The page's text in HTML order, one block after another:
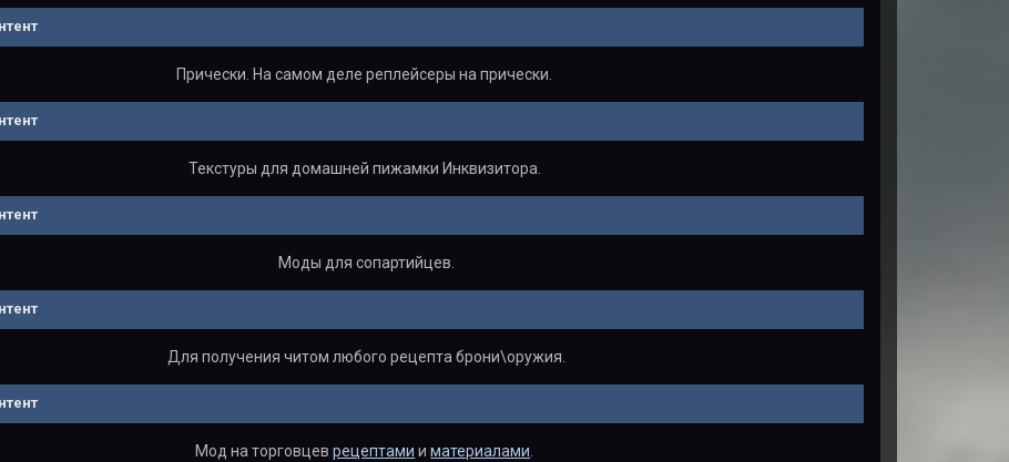
Прически. На самом деле реплейсеры на прически.
Текстуры для домашней пижамки Инквизитора.
Моды для сопартийцев.
Для получения читом любого рецепта брони\оружия.
Мод на торговцеврецептами иматериалами